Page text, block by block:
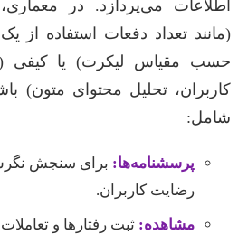
اطلاعات می‌پردازد. در
(مانند تعداد دفعات استفاده از
حسب مقیاس لیکرت) یا کیفی
کاربران، تحلیل محتوای متون)
شامل:
پرسشنامه‌ها: برای سنجش
رضایت کاربران.
مشاهده: ثبت رفتارها و